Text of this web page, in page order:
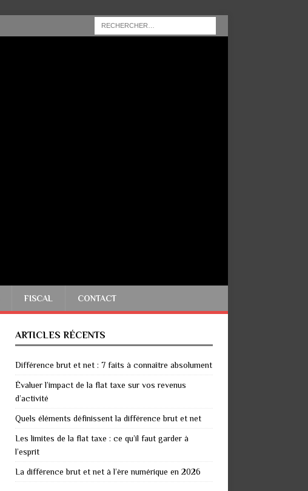
FISCAL CONTACT
ARTICLES RÉCENTS
Différence brut et net : 7 faits à connaître absolument
Évaluer l’impact de la flat taxe sur vos revenus
d’activité
Quels éléments définissent la différence brut et net
Les limites de la flat taxe : ce qu’il faut garder à
l’esprit
La différence brut et net à l’ère numérique en 2026